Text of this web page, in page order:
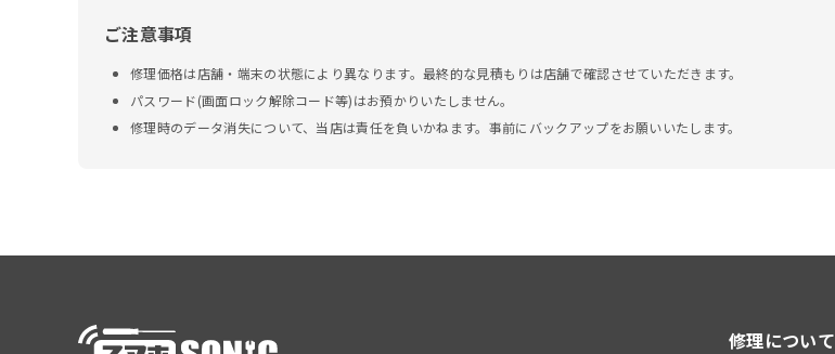
ご注意事項
修理価格は店舗・端末の状態により異なります。最終的な見積もりは店舗で確認させていただきます。
パスワード(画面ロック解除コード等)はお預かりいたしません。
修理時のデータ消失について、当店は責任を負いかねます。事前にバックアップをお願いいたします。
修理について